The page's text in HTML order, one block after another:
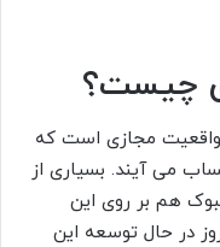
چیست؟
واقعیت مجازی است که
می آیند. بسیاری از
هم بر روی این
در حال توسعه این